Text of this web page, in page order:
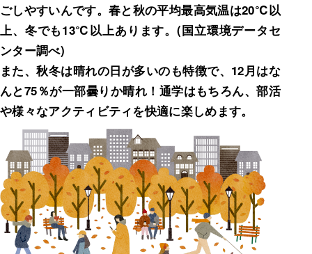
ごしやすいんです。春と秋の平均最高気温は20℃以
上、冬でも13℃以上あります。(国立環境データセ
ンター調べ)
また、秋冬は晴れの日が多いのも特徴で、12月はな
んと75％が一部曇りか晴れ！通学はもちろん、部活
や様々なアクティビティを快適に楽しめます。